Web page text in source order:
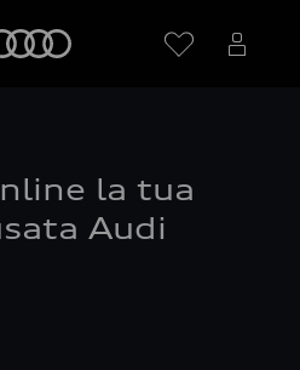
la tua
Audi